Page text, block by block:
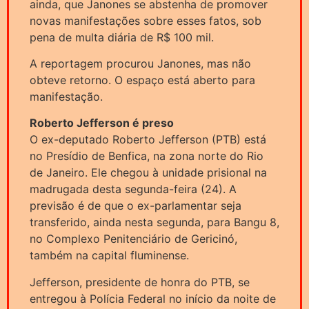
ainda, que Janones se abstenha de promover
novas manifestações sobre esses fatos, sob
pena de multa diária de R$ 100 mil.
A reportagem procurou Janones, mas não
obteve retorno. O espaço está aberto para
manifestação.
Roberto Jefferson é preso
O ex-deputado Roberto Jefferson (PTB) está
no Presídio de Benfica, na zona norte do Rio
de Janeiro. Ele chegou à unidade prisional na
madrugada desta segunda-feira (24). A
previsão é de que o ex-parlamentar seja
transferido, ainda nesta segunda, para Bangu 8,
no Complexo Penitenciário de Gericinó,
também na capital fluminense.
Jefferson, presidente de honra do PTB, se
entregou à Polícia Federal no início da noite de